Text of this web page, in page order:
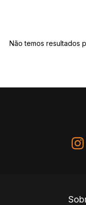
Não temos resultados